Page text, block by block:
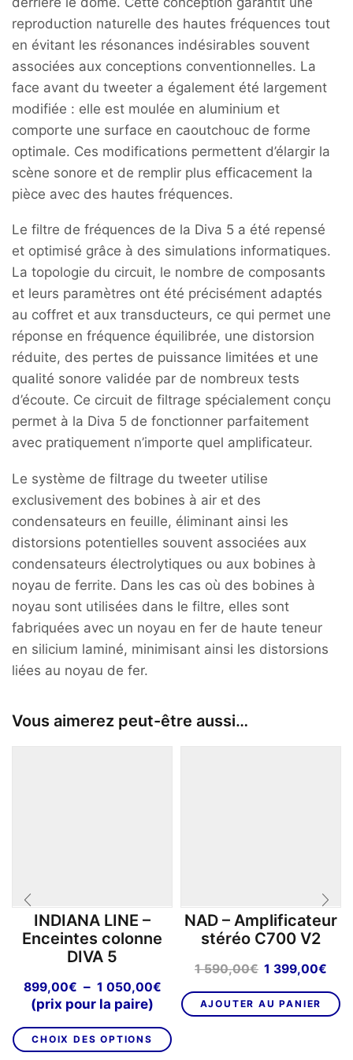
reproduction naturelle des hautes fréquences tout
en évitant les résonances indésirables souvent
associées aux conceptions conventionnelles. La
face avant du tweeter a également été largement
modifiée : elle est moulée en aluminium et
comporte une surface en caoutchouc de forme
optimale. Ces modifications permettent d’élargir la
scène sonore et de remplir plus efficacement la
pièce avec des hautes fréquences.
Le filtre de fréquences de la Diva 5 a été repensé
et optimisé grâce à des simulations informatiques.
La topologie du circuit, le nombre de composants
et leurs paramètres ont été précisément adaptés
au coffret et aux transducteurs, ce qui permet une
réponse en fréquence équilibrée, une distorsion
réduite, des pertes de puissance limitées et une
qualité sonore validée par de nombreux tests
d’écoute. Ce circuit de filtrage spécialement conçu
permet à la Diva 5 de fonctionner parfaitement
avec pratiquement n’importe quel amplificateur.
Le système de filtrage du tweeter utilise
exclusivement des bobines à air et des
condensateurs en feuille, éliminant ainsi les
distorsions potentielles souvent associées aux
condensateurs électrolytiques ou aux bobines à
noyau de ferrite. Dans les cas où des bobines à
noyau sont utilisées dans le filtre, elles sont
fabriquées avec un noyau en fer de haute teneur
en silicium laminé, minimisant ainsi les distorsions
liées au noyau de fer.
Vous aimerez peut-être aussi…
INDIANA LINE –
Enceintes colonne
DIVA 5
899,00€ – 1 050,00€Plage
prix :
899,00€
à
(prix pour la paire)
CHOIX DES OPTIONS
produit
NAD – Amplificateur
stéréo C700 V2
1 590,00€ Le
initial
était :
1 399,00€
est
AJOUTER AU PANIER